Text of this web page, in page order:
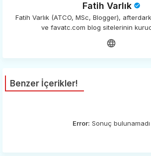
Fatih Varlık
Fatih Varlık (ATCO, MSc, Blogger),
ve favatc.com blog sitelerinin
Benzer İçerikler!
Error: Sonuç bulunamadı